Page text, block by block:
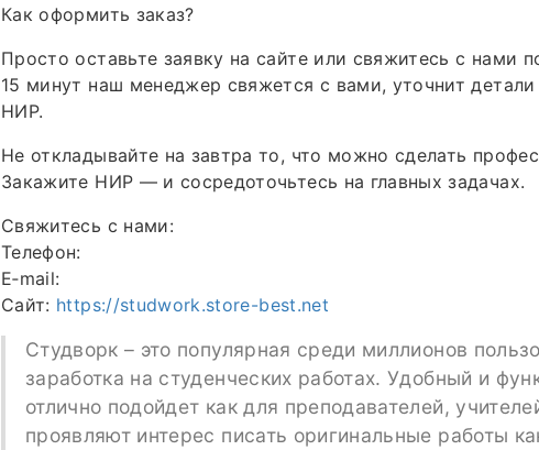
Как оформить заказ?
Просто оставьте заявку на сайте или свяжитесь с нами
15 минут наш менеджер свяжется с вами, уточнит
НИР.
Не откладывайте на завтра то, что можно сделать
Закажите НИР — и сосредоточьтесь на главных задачах.
Свяжитесь с нами:
Телефон:
E‑mail:
Сайт: https://studwork.store-best.net
Студворк – это популярная среди миллионов
заработка на студенческих работах. Удобный и
отлично подойдет как для преподавателей,
проявляют интерес писать оригинальные работы